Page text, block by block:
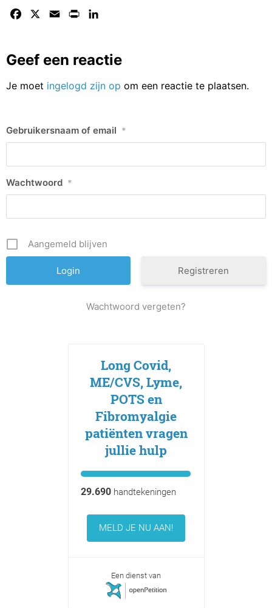
Facebook Email Print
Geef een reactie
Je moet ingelogd zijn op om een reactie te plaatsen.
Gebruikersnaam of email *
Wachtwoord *
Aangemeld blijven
Registreren
Wachtwoord vergeten?
Long Covid,
ME/CVS, Lyme,
POTS en
Fibromyalgie
patiënten vragen
jullie hulp
29.690handtekeningen
MELD JE NU AAN!
Een dienst van